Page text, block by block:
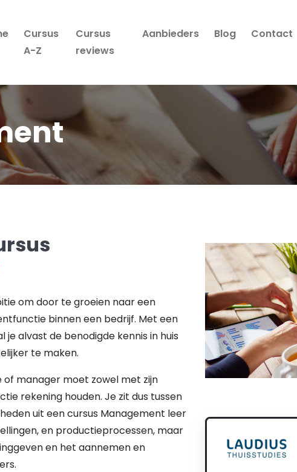
Cursus
A-Z
Cursus
reviews
Aanbieders Blog Contact
om door te groeien naar een
binnen een bedrijf. Met een
je alvast de benodigde kennis in huis
te maken.
of manager moet zowel met zijn
rekening houden. Je zit dus tussen
uit een cursus Management leer
en productieprocessen, maar
en het aannemen en